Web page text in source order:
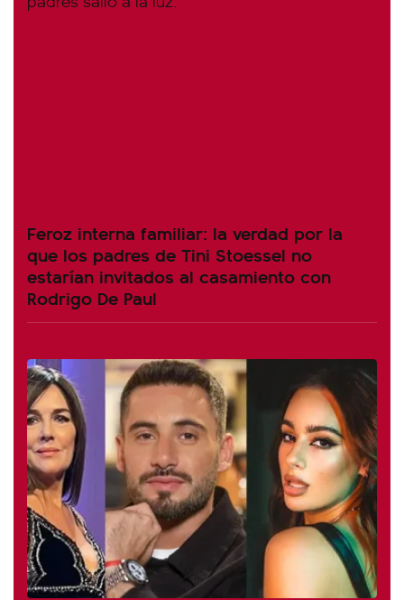
Feroz interna familiar: la verdad por la
que los padres de Tini Stoessel no
estarían invitados al casamiento con
Rodrigo De Paul